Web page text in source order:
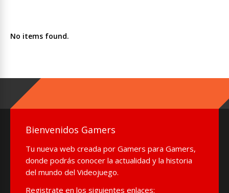
No items found.
Bienvenidos Gamers
Tu nueva web creada por Gamers para Gamers,
donde podrás conocer la actualidad y la historia
del mundo del Videojuego.
Registrate en los siguientes enlaces: